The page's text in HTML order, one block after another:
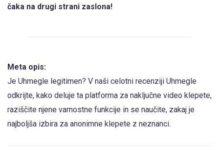
čaka na drugi strani zaslona!
Meta opis:
Je Uhmegle legitimen? V naši celotni recenziji Uhmegle
odkrijte, kako deluje ta platforma za naključne video klepete,
raziščite njene varnostne funkcije in se naučite, zakaj je
najboljša izbira za anonimne klepete z neznanci.